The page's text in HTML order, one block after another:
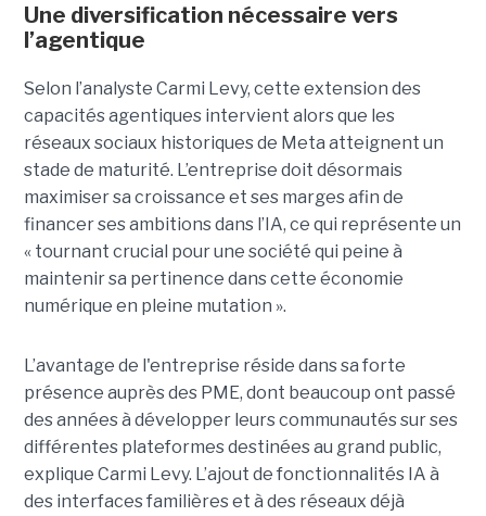
Une diversification nécessaire vers
l’agentique
Selon l’analyste Carmi Levy, cette extension des
capacités agentiques intervient alors que les
réseaux sociaux historiques de Meta atteignent un
stade de maturité. L’entreprise doit désormais
maximiser sa croissance et ses marges afin de
financer ses ambitions dans l’IA, ce qui représente un
« tournant crucial pour une société qui peine à
maintenir sa pertinence dans cette économie
numérique en pleine mutation ».
L’avantage de l'entreprise réside dans sa forte
présence auprès des PME, dont beaucoup ont passé
des années à développer leurs communautés sur ses
différentes plateformes destinées au grand public,
explique Carmi Levy. L’ajout de fonctionnalités IA à
des interfaces familières et à des réseaux déjà